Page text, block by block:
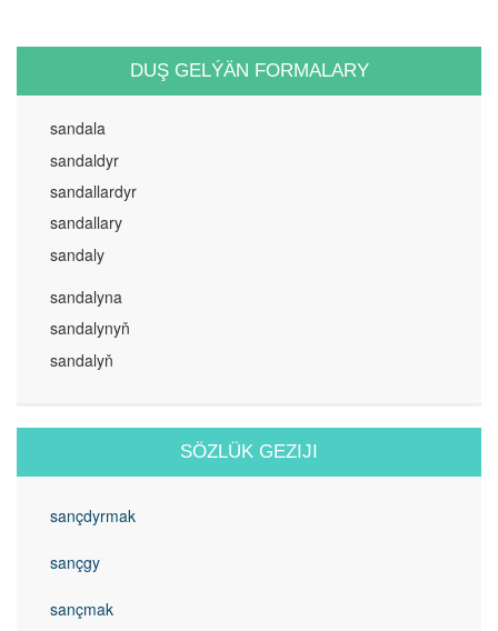
DUŞ GELÝÄN FORMALARY
sandala
sandaldyr
sandallardyr
sandallary
sandaly
sandalyna
sandalynyň
sandalyň
SÖZLÜK GEZIJI
sançdyrmak
sançgy
sançmak